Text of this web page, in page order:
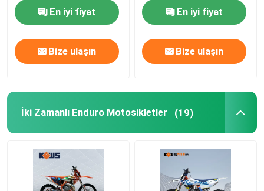
En iyi fiyat
Bize ulaşın
En iyi fiyat
Bize ulaşın
İki Zamanlı Enduro Motosikletler (19)